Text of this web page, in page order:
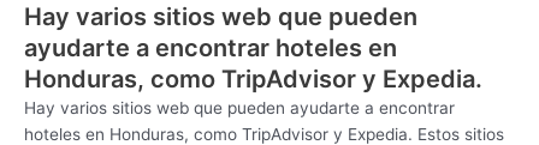
Hay varios sitios web que pueden
ayudarte a encontrar hoteles en
Honduras, como TripAdvisor y Expedia.
Hay varios sitios web que pueden ayudarte a encontrar
hoteles en Honduras, como TripAdvisor y Expedia. Estos sitios